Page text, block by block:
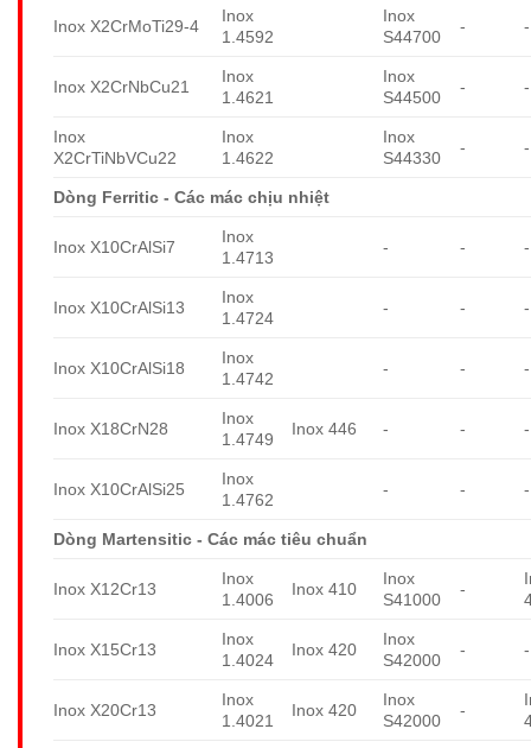
Inox X2CrMoTi29-4
Inox
1.4592
Inox
S44700
- -
Inox X2CrNbCu21
Inox
1.4621
Inox
S44500
- -
Inox
X2CrTiNbVCu22
Inox
1.4622
Inox
S44330
- -
Dòng Ferritic - Các mác chịu nhiệt
Inox X10CrAlSi7
Inox
1.4713
- - -
Inox X10CrAlSi13
Inox
1.4724
- - -
Inox X10CrAlSi18
Inox
1.4742
- - -
Inox X18CrN28
Inox
1.4749
Inox 446 - - -
Inox X10CrAlSi25
Inox
1.4762
- - -
Dòng Martensitic - Các mác tiêu chuẩn
Inox X12Cr13
Inox
1.4006
Inox 410
Inox
S41000
-
Inox X15Cr13
Inox
1.4024
Inox 420
Inox
S42000
- -
Inox X20Cr13
Inox
1.4021
Inox 420
Inox
S42000
-